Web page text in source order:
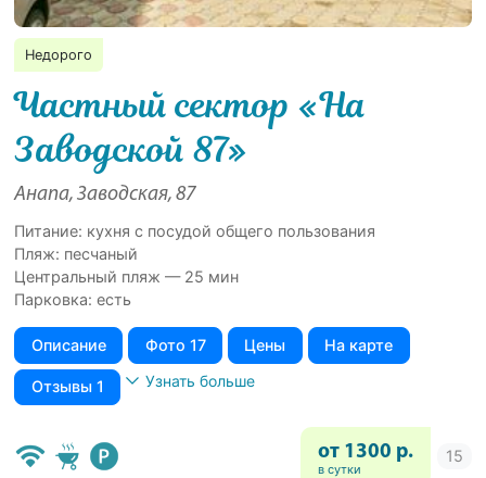
Недорого
Частный сектор «На
Заводской 87»
Анапа, Заводская, 87
Питание: кухня с посудой общего пользования
Пляж: песчаный
Центральный пляж — 25 мин
Парковка: есть
Описание Фото 17 Цены На карте
Отзывы 1 Узнать больше
от 1300 р.
в сутки